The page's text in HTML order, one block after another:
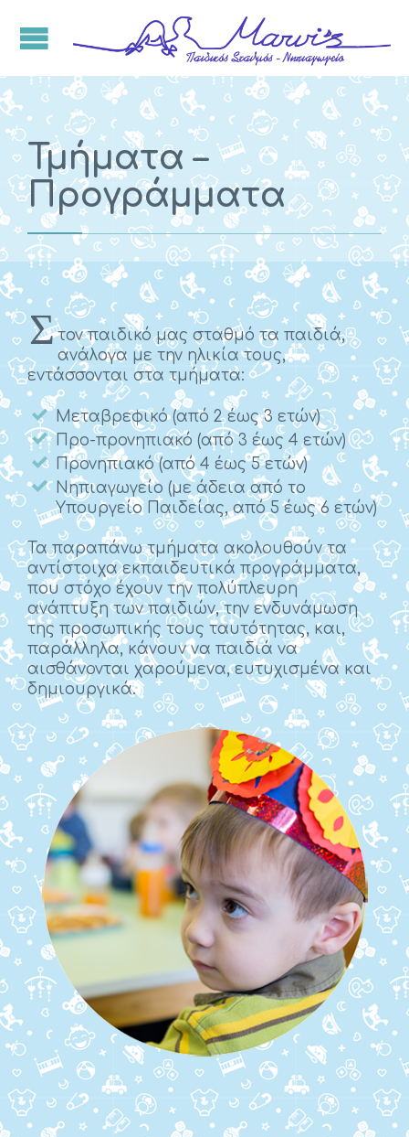
Τμήματα –
Προγράμματα
Στον παιδικό μας σταθμό τα παιδιά,
ανάλογα με την ηλικία τους,
εντάσσονται στα τμήματα:
Μεταβρεφικό (από 2 έως 3 ετών)
Προ-προνηπιακό (από 3 έως 4 ετών)
Προνηπιακό (από 4 έως 5 ετών)
Νηπιαγωγείο (με άδεια από το
Υπουργείο Παιδείας, από 5 έως 6 ετών)
Τα παραπάνω τμήματα ακολουθούν τα
αντίστοιχα εκπαιδευτικά προγράμματα,
που στόχο έχουν την πολύπλευρη
ανάπτυξη των παιδιών, την ενδυνάμωση
της προσωπικής τους ταυτότητας, και,
παράλληλα, κάνουν να παιδιά να
αισθάνονται χαρούμενα, ευτυχισμένα και
δημιουργικά.